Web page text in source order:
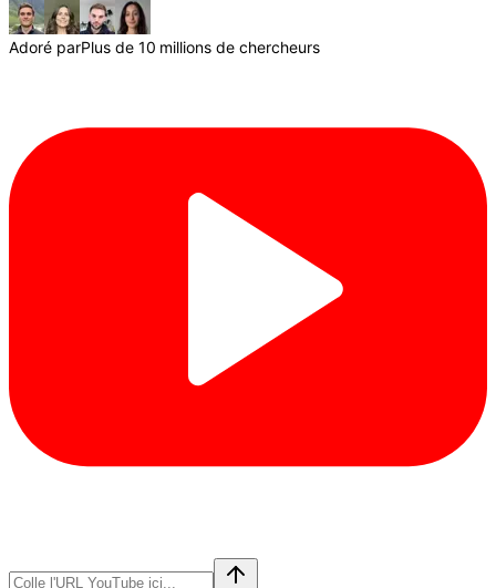
Adoré parPlus de 10 millions de chercheurs